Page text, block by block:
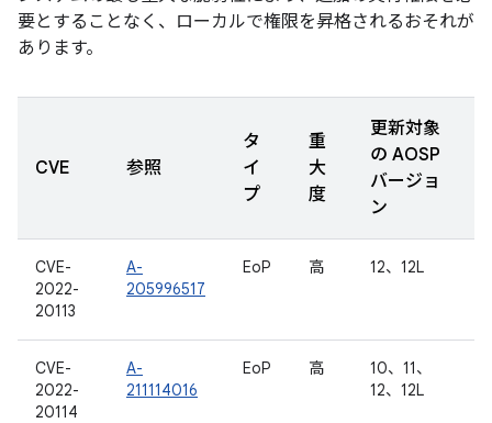
要とすることなく、ローカルで権限を昇格されるおそれが
あります。
CVE 参照
タ
イ
プ
重
大
度
更新対象
の AOSP
バージョ
ン
CVE-
2022-
20113
A-
205996517
EoP 高 12、12L
CVE-
2022-
20114
A-
211114016
EoP 高
10、11、
12、12L